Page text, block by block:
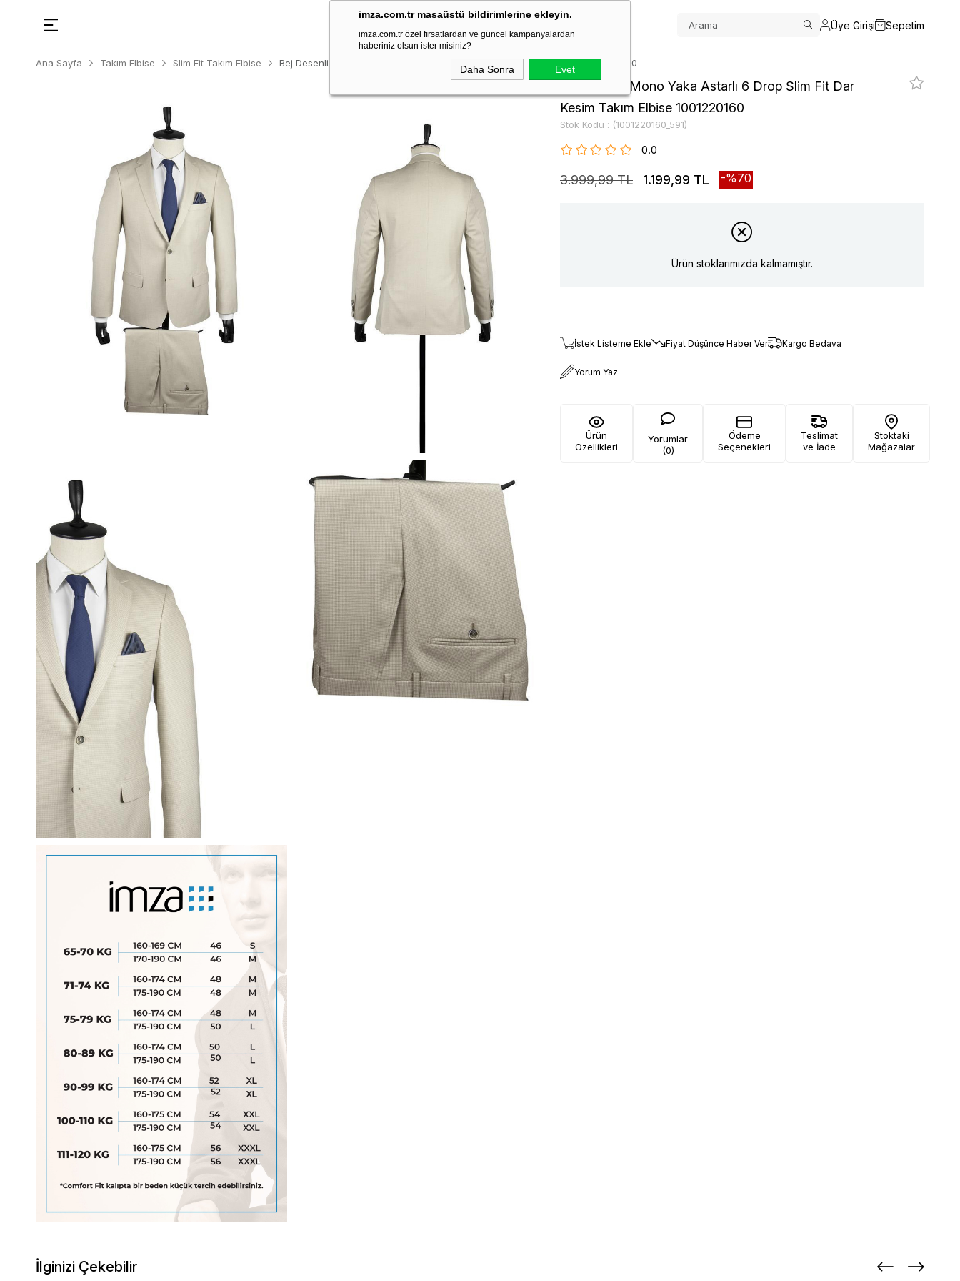
imza.com.tr masaüstü bildirimlerine ekleyin.
imza.com.tr özel fırsatlardan ve güncel kampanyalardan
haberiniz olsun ister misiniz?
Daha Sonra Evet
Üye Girişi Sepetim
Ana Sayfa Takım Elbise Slim Fit Takım Elbise Bej Desenli Mono Yaka Astarlı 6 Drop Slim Fit Dar Kesim Takım Elbise 1001220160
Bej Desenli Mono Yaka Astarlı 6 Drop Slim Fit Dar
Kesim Takım Elbise 1001220160
Stok Kodu (1001220160_591)
0.0
3.999,99 TL 1.199,99 TL 70
Ürün stoklarımızda kalmamıştır.
İstek Listeme Ekle Fiyat Düşünce Haber Ver Kargo Bedava
Yorum Yaz
Ürün
Özellikleri
Yorumlar
(0)
Ödeme
Seçenekleri
Teslimat
ve İade
Stoktaki
Mağazalar
İlginizi Çekebilir